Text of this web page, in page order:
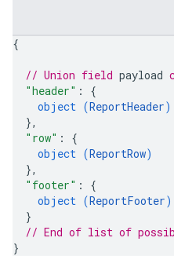
{
// Union field payload
"header" : {
object (ReportHeader)
},
"row" : {
object (ReportRow)
},
"footer" : {
object (ReportFooter)
}
// End of list of
}